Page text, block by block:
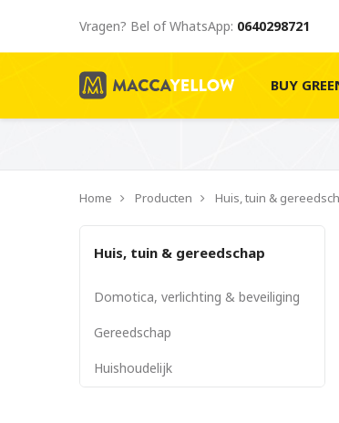
Vragen? Bel of WhatsApp: 0640298721
BUY
Home Producten Huis, tuin &
Huis, tuin & gereedschap
Domotica, verlichting & beveiliging
Gereedschap
Huishoudelijk